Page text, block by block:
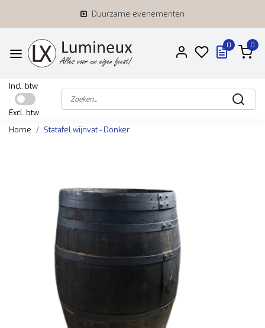
Duurzame evenementen
0 0
Incl. btw
Excl. btw
Home
Statafel wijnvat - Donker